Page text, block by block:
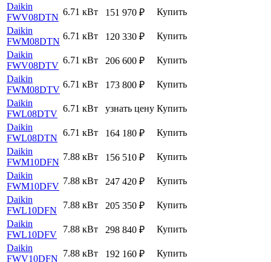
Daikin
FWV08DTN
6.71 кВт 151 970 ₽
Купить
Daikin
FWM08DTN
6.71 кВт 120 330 ₽
Купить
Daikin
FWV08DTV
6.71 кВт 206 600 ₽
Купить
Daikin
FWM08DTV
6.71 кВт 173 800 ₽
Купить
Daikin
FWL08DTV
6.71 кВт узнать цену Купить
Daikin
FWL08DTN
6.71 кВт 164 180 ₽
Купить
Daikin
FWM10DFN
7.88 кВт 156 510 ₽
Купить
Daikin
FWM10DFV
7.88 кВт 247 420 ₽
Купить
Daikin
FWL10DFN
7.88 кВт 205 350 ₽
Купить
Daikin
FWL10DFV
7.88 кВт 298 840 ₽
Купить
Daikin
FWV10DFN
7.88 кВт 192 160 ₽
Купить